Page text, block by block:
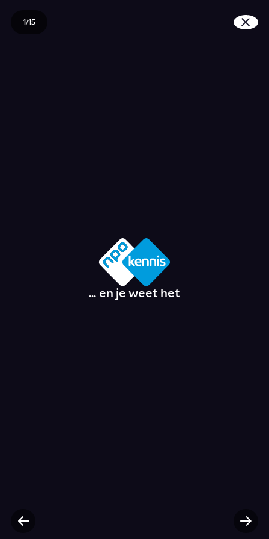
1/15
Wat doet de koning?
... en je weet het